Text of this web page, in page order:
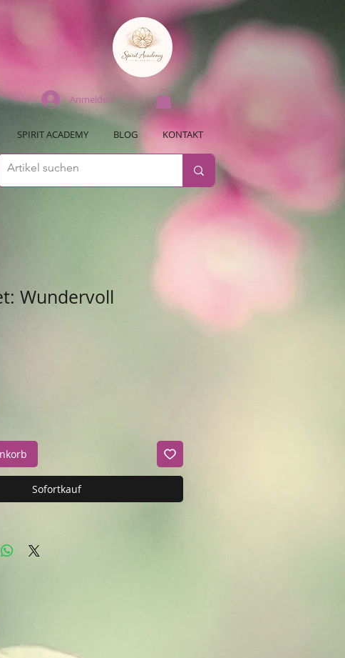
Anmelden
SPIRIT ACADEMY BLOG KONTAKT
Wundervoll
Sofortkauf